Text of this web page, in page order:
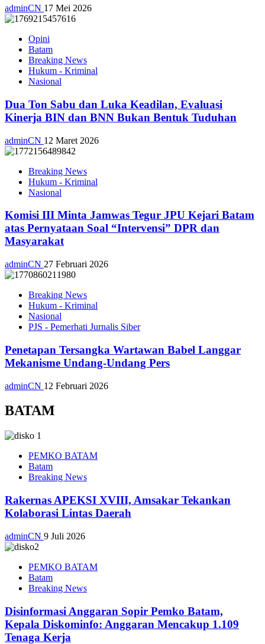
adminCN 17 Mei 2026
Opini
Batam
Breaking News
Hukum - Kriminal
Nasional
Dua Ton Sabu dan Luka Keadilan, Evaluasi
Kinerja BIN dan BNN Bukan Bentuk Tuduhan
adminCN 12 Maret 2026
Breaking News
Hukum - Kriminal
Nasional
Komisi III Minta Jamwas Tegur JPU Kejari Batam
atas Pernyataan Soal “Intervensi” DPR dan
Masyarakat
adminCN 27 Februari 2026
Breaking News
Hukum - Kriminal
Nasional
PJS - Pemerhati Jurnalis Siber
Penetapan Tersangka Wartawan Babel Langgar
Mekanisme Undang-Undang Pers
adminCN 12 Februari 2026
BATAM
PEMKO BATAM
Batam
Breaking News
Rakernas APEKSI XVIII, Amsakar Tekankan
Kolaborasi Lintas Daerah
adminCN 9 Juli 2026
PEMKO BATAM
Batam
Breaking News
Disinformasi Anggaran Sopir Pemko Batam,
Kepala Diskominfo: Anggaran Mencakup 1.109
Tenaga Kerja